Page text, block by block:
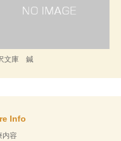
文庫 鍼
Info
内容